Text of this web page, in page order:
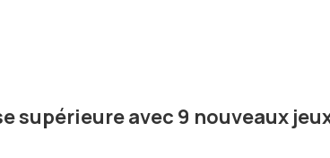
supérieure avec 9 nouveaux